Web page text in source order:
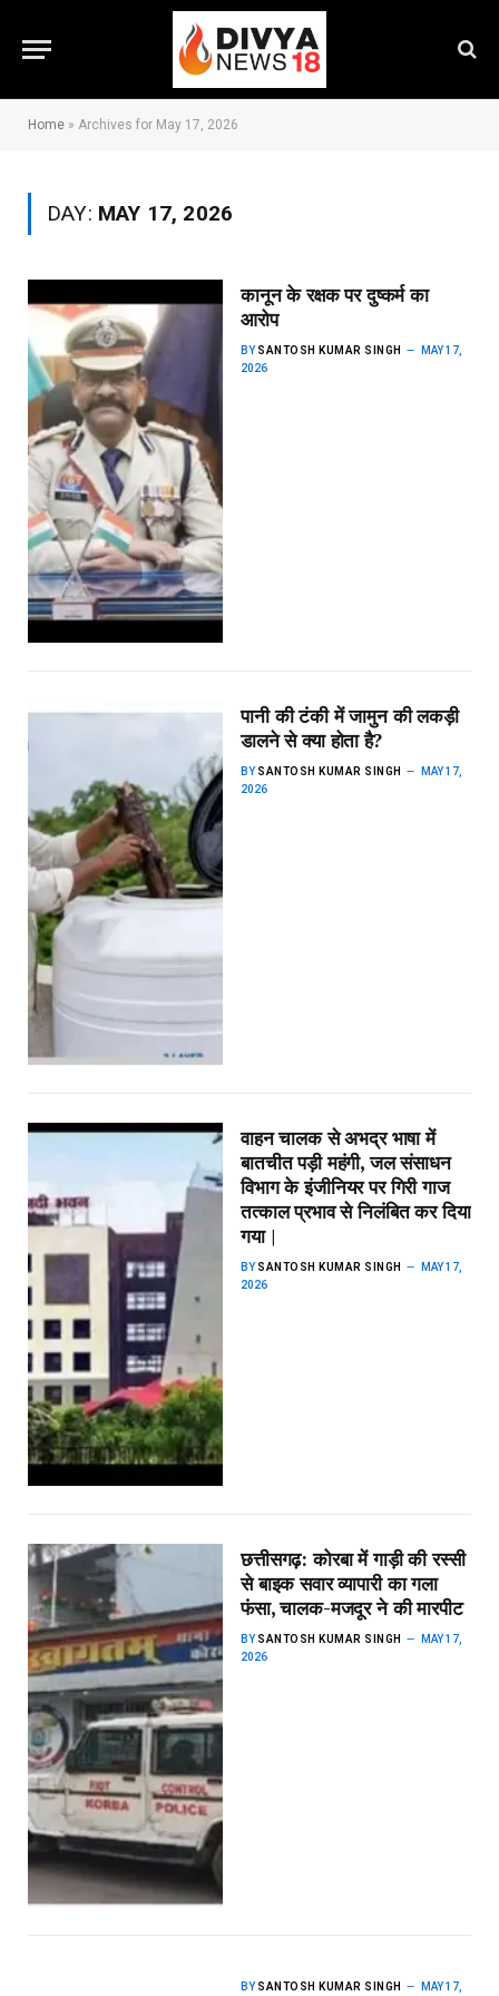
Home » Archives for May 17, 2026
DAY: MAY 17, 2026
कानून के रक्षक पर दुष्कर्म का
आरोप
BY SANTOSH KUMAR SINGH
MAY 17,
2026
पानी की टंकी में जामुन की लकड़ी
डालने से क्या होता है?
BY SANTOSH KUMAR SINGH
MAY 17,
2026
वाहन चालक से अभद्र भाषा में
बातचीत पड़ी महंगी, जल संसाधन
विभाग के इंजीनियर पर गिरी गाज
तत्काल प्रभाव से निलंबित कर दिया
गया |
BY SANTOSH KUMAR SINGH
MAY 17,
2026
छत्तीसगढ़: कोरबा में गाड़ी की रस्सी
से बाइक सवार व्यापारी का गला
फंसा, चालक-मजदूर ने की मारपीट
BY SANTOSH KUMAR SINGH
MAY 17,
2026
BY SANTOSH KUMAR SINGH MAY 17,